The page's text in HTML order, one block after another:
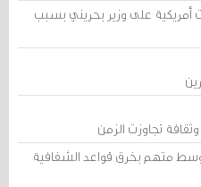
على وزير بحريني بسبب
تجاوزت الزمن
متهم بخرق قواعد الشفافية